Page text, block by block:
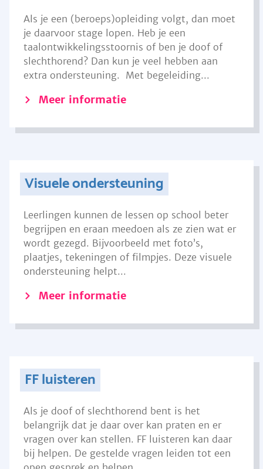
Als je een (beroeps)opleiding volgt, dan moet
je daarvoor stage lopen. Heb je een
taalontwikkelingsstoornis of ben je doof of
slechthorend? Dan kun je veel hebben aan
extra ondersteuning. Met begeleiding...
Meer informatie
Visuele ondersteuning
Leerlingen kunnen de lessen op school beter
begrijpen en eraan meedoen als ze zien wat er
wordt gezegd. Bijvoorbeeld met foto’s,
plaatjes, tekeningen of filmpjes. Deze visuele
ondersteuning helpt...
Meer informatie
FF luisteren
Als je doof of slechthorend bent is het
belangrijk dat je daar over kan praten en er
vragen over kan stellen. FF luisteren kan daar
bij helpen. De gestelde vragen leiden tot een